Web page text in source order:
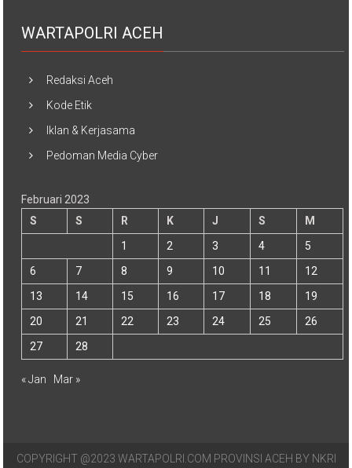
WARTAPOLRI ACEH
Redaksi Aceh
Kode Etik
Iklan & Kerjasama
Pedoman Media Cyber
Februari 2023
S
S R K J S
M
1
2 3 4
5
6
7 8 9 10 11
12
13
14 15 16 17 18
19
20
21 22 23 24 25
26
27
28
« Jan Mar »
COPYRIGHT @2023 WARTAPOLRI.COM PROVINSI ACEH BY NKRI